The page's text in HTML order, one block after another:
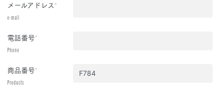
メールアドレス*
e-mail
電話番号*
Phone
商品番号*
Products